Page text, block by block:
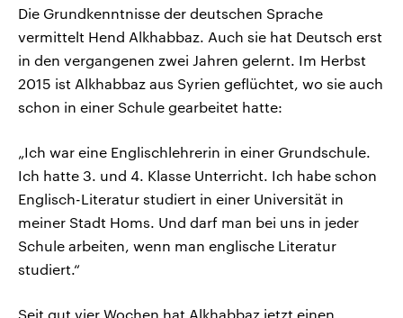
Die Grundkenntnisse der deutschen Sprache
vermittelt Hend Alkhabbaz. Auch sie hat Deutsch erst
in den vergangenen zwei Jahren gelernt. Im Herbst
2015 ist Alkhabbaz aus Syrien geflüchtet, wo sie auch
schon in einer Schule gearbeitet hatte:
„Ich war eine Englischlehrerin in einer Grundschule.
Ich hatte 3. und 4. Klasse Unterricht. Ich habe schon
Englisch-Literatur studiert in einer Universität in
meiner Stadt Homs. Und darf man bei uns in jeder
Schule arbeiten, wenn man englische Literatur
studiert.“
Seit gut vier Wochen hat Alkhabbaz jetzt einen